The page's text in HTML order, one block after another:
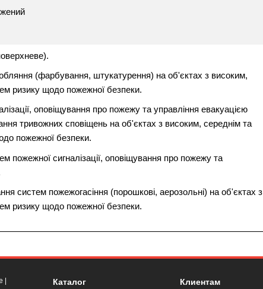
(фарбування, штукатурення) на об'єктах з високим,
ризику щодо пожежної безпеки.
оповіщування про пожежу та управління евакуацією
тривожних сповіщень на об'єктах з високим, середнім та
пожежної безпеки.
пожежної сигналізації, оповіщування про пожежу та
систем пожежогасіння (порошкові, аерозольні) на об'єктах з
ризику щодо пожежної безпеки.
Каталог Клиентам